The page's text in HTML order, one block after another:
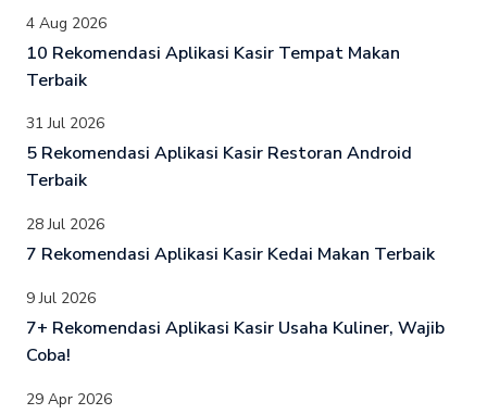
4 Aug 2026
10 Rekomendasi Aplikasi Kasir Tempat Makan
Terbaik
31 Jul 2026
5 Rekomendasi Aplikasi Kasir Restoran Android
Terbaik
28 Jul 2026
7 Rekomendasi Aplikasi Kasir Kedai Makan Terbaik
9 Jul 2026
7+ Rekomendasi Aplikasi Kasir Usaha Kuliner, Wajib
Coba!
29 Apr 2026